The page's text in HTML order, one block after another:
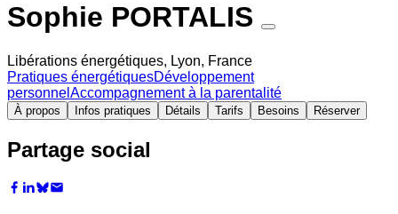
Sophie PORTALIS
Libérations énergétiques, Lyon, France
Pratiques énergétiquesDéveloppement
personnel Accompagnement à la parentalité
À propos Infos pratiques Détails Tarifs Besoins Réserver
Partage social